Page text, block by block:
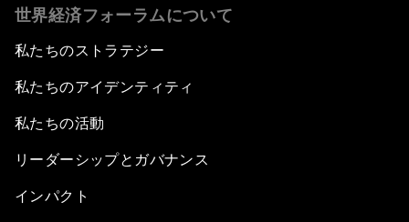
世界経済フォーラムについて
私たちのストラテジー
私たちのアイデンティティ
私たちの活動
リーダーシップとガバナンス
インパクト